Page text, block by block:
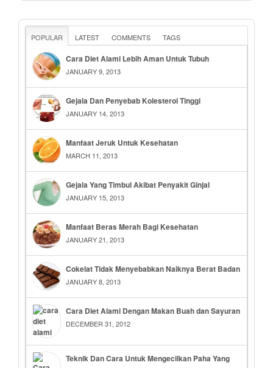
POPULAR LATEST COMMENTS TAGS
Cara Diet Alami Lebih Aman Untuk Tubuh
JANUARY 9, 2013
Gejala Dan Penyebab Kolesterol Tinggi
JANUARY 14, 2013
Manfaat Jeruk Untuk Kesehatan
MARCH 11, 2013
Gejala Yang Timbul Akibat Penyakit Ginjal
JANUARY 15, 2013
Manfaat Beras Merah Bagi Kesehatan
JANUARY 21, 2013
Cokelat Tidak Menyebabkan Naiknya Berat Badan
JANUARY 8, 2013
Cara Diet Alami Dengan Makan Buah dan Sayuran
DECEMBER 31, 2012
Teknik Dan Cara Untuk Mengecilkan Paha Yang